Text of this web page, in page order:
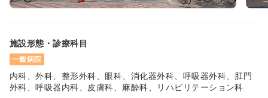
※経験4年の例
施設形態・診療科目
一般病院
内科、外科、整形外科、眼科、消化器外科、呼吸器外科、肛門
外科、呼吸器内科、皮膚科、麻酔科、リハビリテーション科